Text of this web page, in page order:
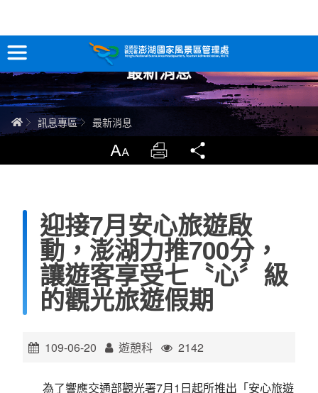
跳
到
主
要
內
容
訊息專區
關於澎湖
智慧觀光情報站
永續旅遊
網站導覽 兒童版
最新消息
首頁訊息專區 最新消息
放大 列印
迎接7月安心旅遊啟
動，澎湖力推700分，
讓遊客享受七〝心〞級
的觀光旅遊假期
109-06-20 遊憩科 2142
為了響應交通部觀光署7月1日起所推出「安心旅遊